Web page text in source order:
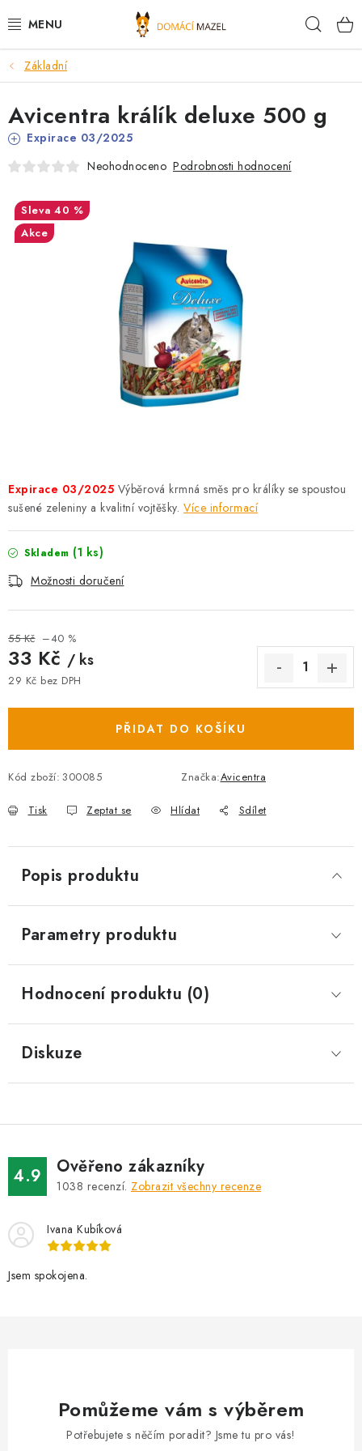
na
DOPORUČUJEME
VÝPRODEJ SKLADU
KONĚ
HODNOCENÍ OBCHODU
DOPRAVA PO OSTRAVĚ, HLUČÍNĚ A OKOLÍ
Kontakt Možnosti dopravy
Základní
Expirace 03/2025 Výběrová krmná směs pro králíky se spoustou
sušené zeleniny a kvalitní vojtěšky. Více informací
Skladem (1 ks)
Možnosti doručení
55 Kč –40 %
33 Kč / ks
29 Kč bez DPH
PŘIDAT DO KOŠÍKU
Kód zboží: 300085 Značka:Avicentra
Tisk Zeptat se Hlídat Sdílet
Avicentra králík deluxe 500 g
Expirace 03/2025
Neohodnoceno Podrobnosti hodnocení
40 %
Akce
Popis produktu
Parametry produktu
Hodnocení produktu (0)
Diskuze
4.9 Ověřeno zákazníky
1038 recenzí. Zobrazit všechny recenze
Ivana Kubíková
Jsem spokojena.
Pomůžeme vám s výběrem
Potřebujete s něčím poradit? Jsme tu pro vás!